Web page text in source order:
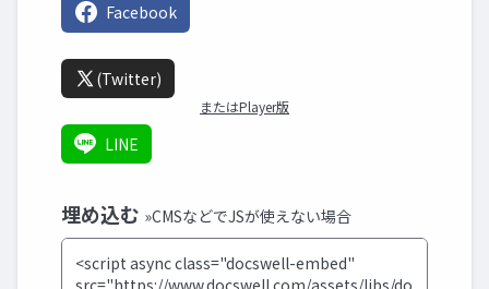
Facebook
(Twitter)
またはPlayer版
LINE
埋め込む »CMSなどでJSが使えない場合